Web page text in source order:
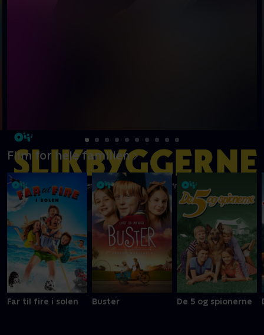
Ni kreative børn kæmper om at blive Danmarks vildeste
slikbygger
Mere info
Film for hele familien
Far til fire i solen Buster De 5 og spionerne